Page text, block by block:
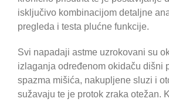
isključivo kombinacijom detaljne
pregleda i testa plućne funkcije.
Svi napadaji astme uzrokovani su
izlaganja određenom okidaču dišni
spazma mišića, nakupljene sluzi i
sužavaju te je protok zraka otežan.